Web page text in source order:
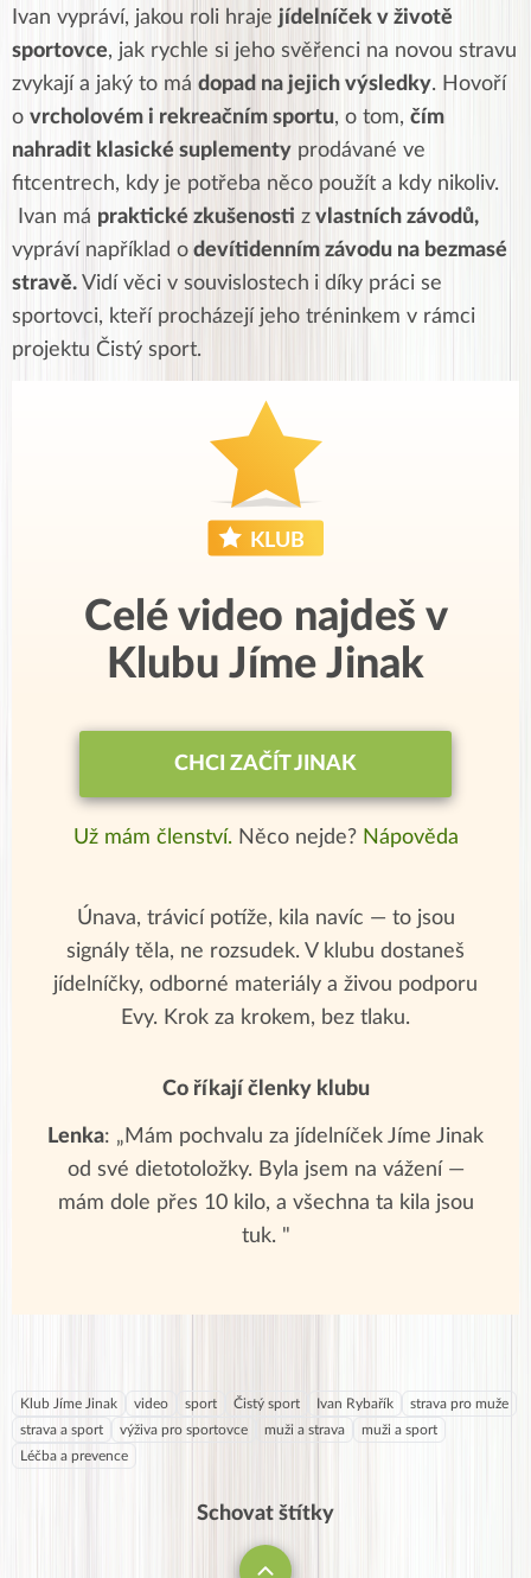
Ivan vypráví, jakou roli hraje jídelníček v životě
sportovce, jak rychle si jeho svěřenci na novou stravu
zvykají a jaký to má dopad na jejich výsledky. Hovoří
o vrcholovém i rekreačním sportu, o tom, čím
nahradit klasické suplementy prodávané ve
fitcentrech, kdy je potřeba něco použít a kdy nikoliv.
Ivan má praktické zkušenosti z vlastních závodů,
vypráví například o devítidenním závodu na bezmasé
stravě. Vidí věci v souvislostech i díky práci se
sportovci, kteří procházejí jeho tréninkem v rámci
projektu Čistý sport.
Celé video najdeš v
Klubu Jíme Jinak
CHCI ZAČÍT JINAK
Už mám členství. Něco nejde? Nápověda
Únava, trávicí potíže, kila navíc — to jsou
signály těla, ne rozsudek. V klubu dostaneš
jídelníčky, odborné materiály a živou podporu
Evy. Krok za krokem, bez tlaku.
Co říkají členky klubu
Lenka: „Mám pochvalu za jídelníček Jíme Jinak
od své dietotoložky. Byla jsem na vážení —
mám dole přes 10 kilo, a všechna ta kila jsou
tuk. "
Klub Jíme Jinak video sport Čistý sport Ivan Rybařík
strava pro muže
strava a sport
výživa pro sportovce muži a strava
muži a sport
Léčba a prevence
Schovat štítky